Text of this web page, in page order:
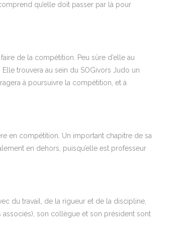
qu’elle doit passer par là pour
de la compétition. Peu sûre d’elle au
trouvera au sein du SOGivors Judo un
à poursuivre la compétition, et à
en compétition. Un important chapitre de sa
en dehors, puisqu’elle est professeur
du travail, de la rigueur et de la discipline,
son collègue et son président sont